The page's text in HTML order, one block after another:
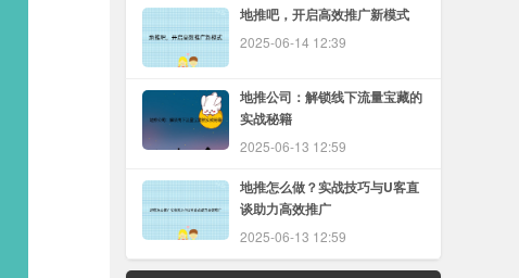
地推吧，开启高效推广新模式
2025-06-14 12:39
地推公司：解锁线下流量宝藏的
实战秘籍
2025-06-13 12:59
地推怎么做？实战技巧与U客直
谈助力高效推广
2025-06-13 12:59